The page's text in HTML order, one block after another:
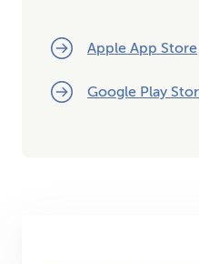
Apple App Store
Google Play